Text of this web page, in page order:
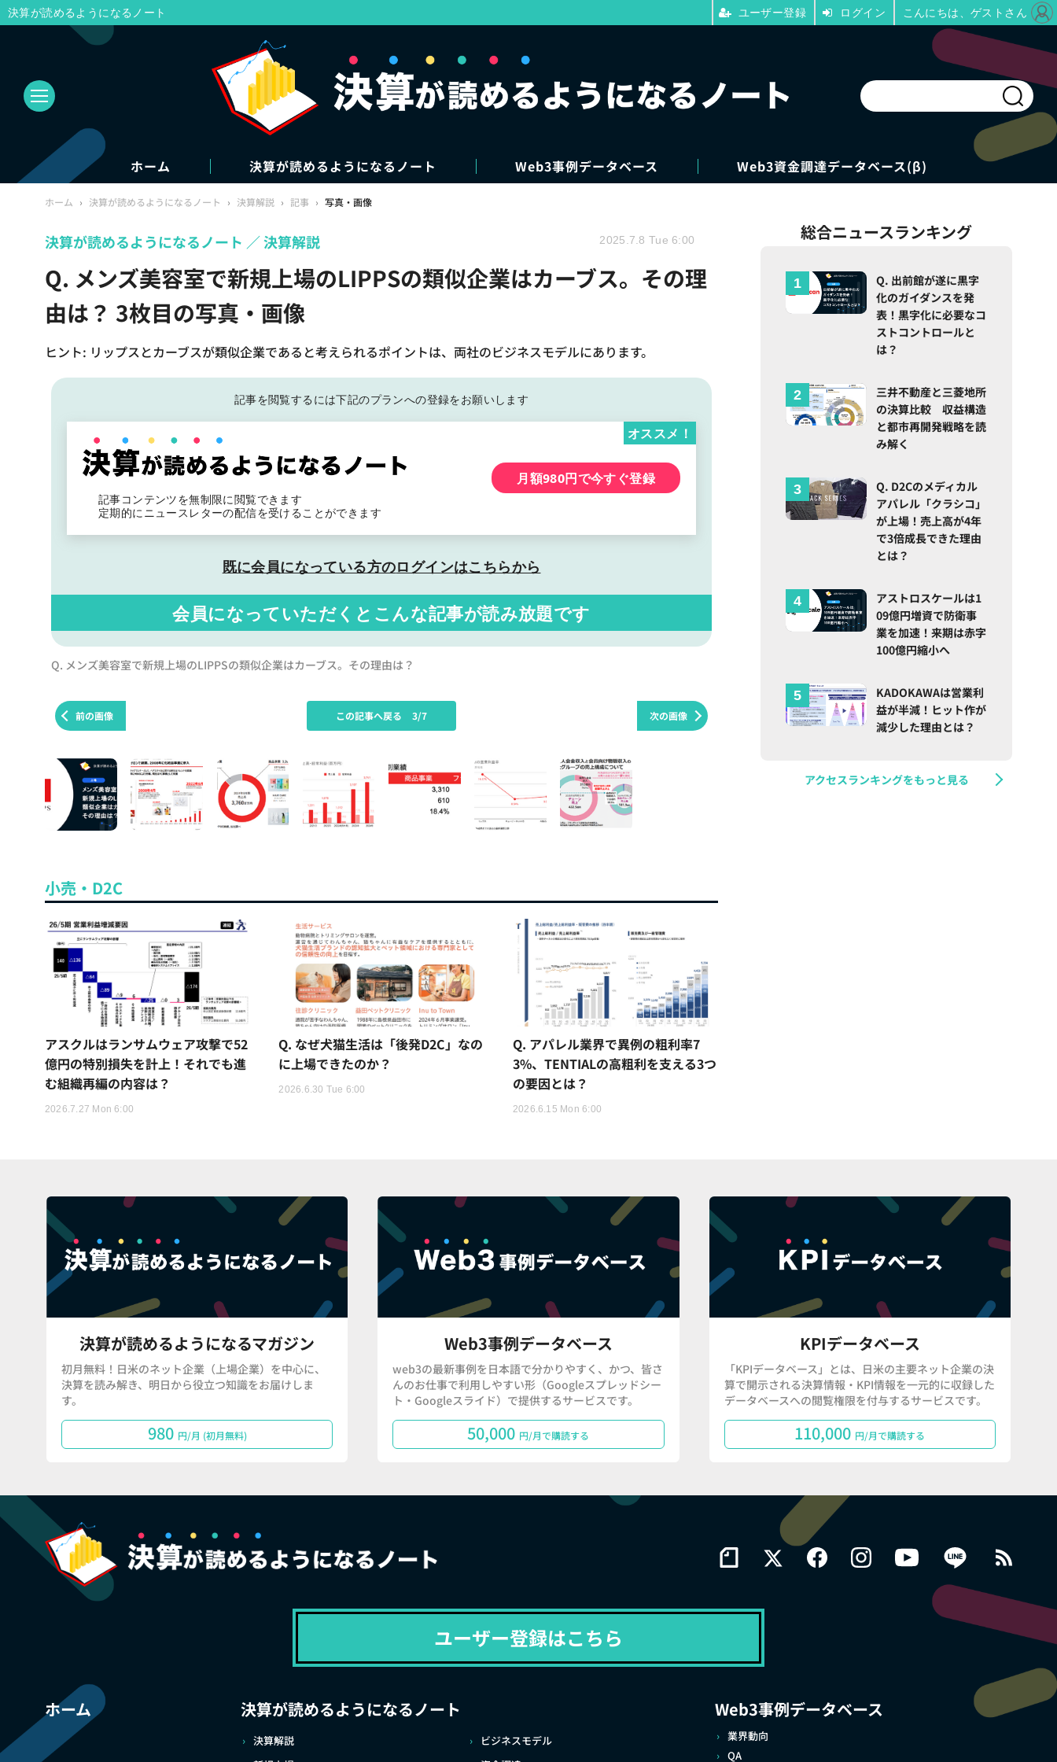
ホーム 決算が読めるようになるノート Web3事例データベース Web3資金調達データベース(β)
ホーム › 決算が読めるようになるノート › 決算解説 › 記事 › 写真・画像
Q. メンズ美容室で新規上場のLIPPSの類似企業はカーブス。その理
由は？ 3枚目の写真・画像
ヒント: リップスとカーブスが類似企業であると考えられるポイントは、両社のビジネスモデルにあります。
決算が読めるようになるノート 決算解説 2025.7.8 Tue 6:00
記事を閲覧するには下記のプランへの登録をお願いします
記事コンテンツを無制限に閲覧できます
定期的にニュースレターの配信を受けることができます
オススメ！
月額980円で今すぐ登録
既に会員になっている方のログインはこちらから
会員になっていただくと こんな記事が読み放題です
Q. メンズ美容室で新規上場のLIPPSの類似企業はカーブス。その理由は？
前の画像 次の画像
この記事へ戻る 3/7
小売・D2C
アスクルはランサムウェア攻撃で52
億円の特別損失を計上！それでも進
む組織再編の内容は？
2026.7.27 Mon 6:00
Q. なぜ犬猫生活は「後発D2C」なの
に上場できたのか？
2026.6.30 Tue 6:00
Q. アパレル業界で異例の粗利率7
3%、TENTIALの高粗利を支える3つ
の要因とは？
2026.6.15 Mon 6:00
総合ニュースランキング
Q. 出前館が遂に黒字
化のガイダンスを発
表！黒字化に必要なコ
ストコントロールと
は？
三井不動産と三菱地所
の決算比較 収益構造
と都市再開発戦略を読
み解く
Q. D2Cのメディカル
アパレル「クラシコ」
が上場！売上高が4年
で3倍成長できた理由
とは？
アストロスケールは1
09億円増資で防衛事
業を加速！来期は赤字
100億円縮小へ
KADOKAWAは営業利
益が半減！ヒット作が
減少した理由とは？
アクセスランキングをもっと見る
決算が読めるようになるマガジン
初月無料！日米のネット企業（上場企業）を中心に、
決算を読み解き、明日から役立つ知識をお届けしま
す。
980 円/月 (初月無料)
Web3事例データベース
web3の最新事例を日本語で分かりやすく、かつ、皆さ
んのお仕事で利用しやすい形（Googleスプレッドシー
ト・Googleスライド）で提供するサービスです。
50,000 円/月で購読する
KPIデータベース
「KPIデータベース」とは、日米の主要ネット企業の決
算で開示される決算情報・KPI情報を一元的に収録した
データベースへの閲覧権限を付与するサービスです。
110,000 円/月で購読する
ユーザー登録はこちら
ホーム 決算が読めるようになるノート
決算解説
ビジネスモデル
Web3事例データベース
業界動向
QA
決算が読めるようになるノート ユーザー登録 ログイン こんにちは、ゲストさん